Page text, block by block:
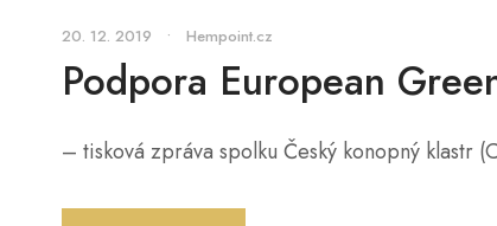
20. 12. 2019 • Hempoint.cz
Podpora European
– tisková zpráva spolku Český konopný klastr